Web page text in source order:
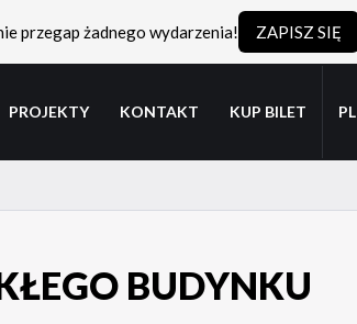
PROJEKTY KONTAKT KUP BILET PL
BUDYNKU
przegap żadnego wydarzenia! ZAPISZ SIĘ